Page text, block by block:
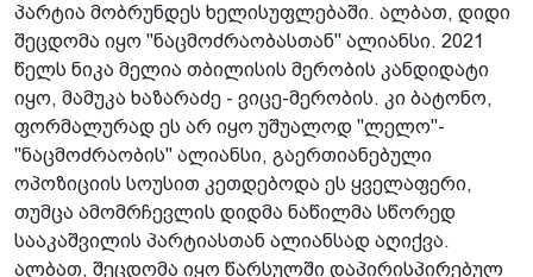
პარტია მობრუნდეს­ ხელისუფლებაში. ალბათ, დიდი
შეცდომა იყო "ნაცმოძრაობასთან" ალიანსი. 2021
წელს ნიკა მელია თბილისის მერობის კანდიდატი
იყო, მამუკა ხაზარაძე - ვიცე­-მერობის. კი ბატონო,
ფორმალურად ეს არ იყო უშუალოდ "ლელო"-
"ნაცმოძრაობის" ალიანსი, გაერთიანებული
ოპოზიციის სოუსით კეთდებოდა ეს ყველაფერი,
თუმცა ამომრჩევლის დიდმა ნაწილმა სწორედ
სააკაშვილის პარტიასთან ალიანსად აღიქვა.
ალბათ, შეცდომა იყო წარსულში დაპირისპირებულ